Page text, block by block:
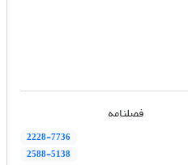
فصلنامه
2228-7736
2588-5138